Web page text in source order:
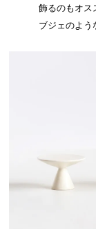
飾るのもオス
ブジェのよう